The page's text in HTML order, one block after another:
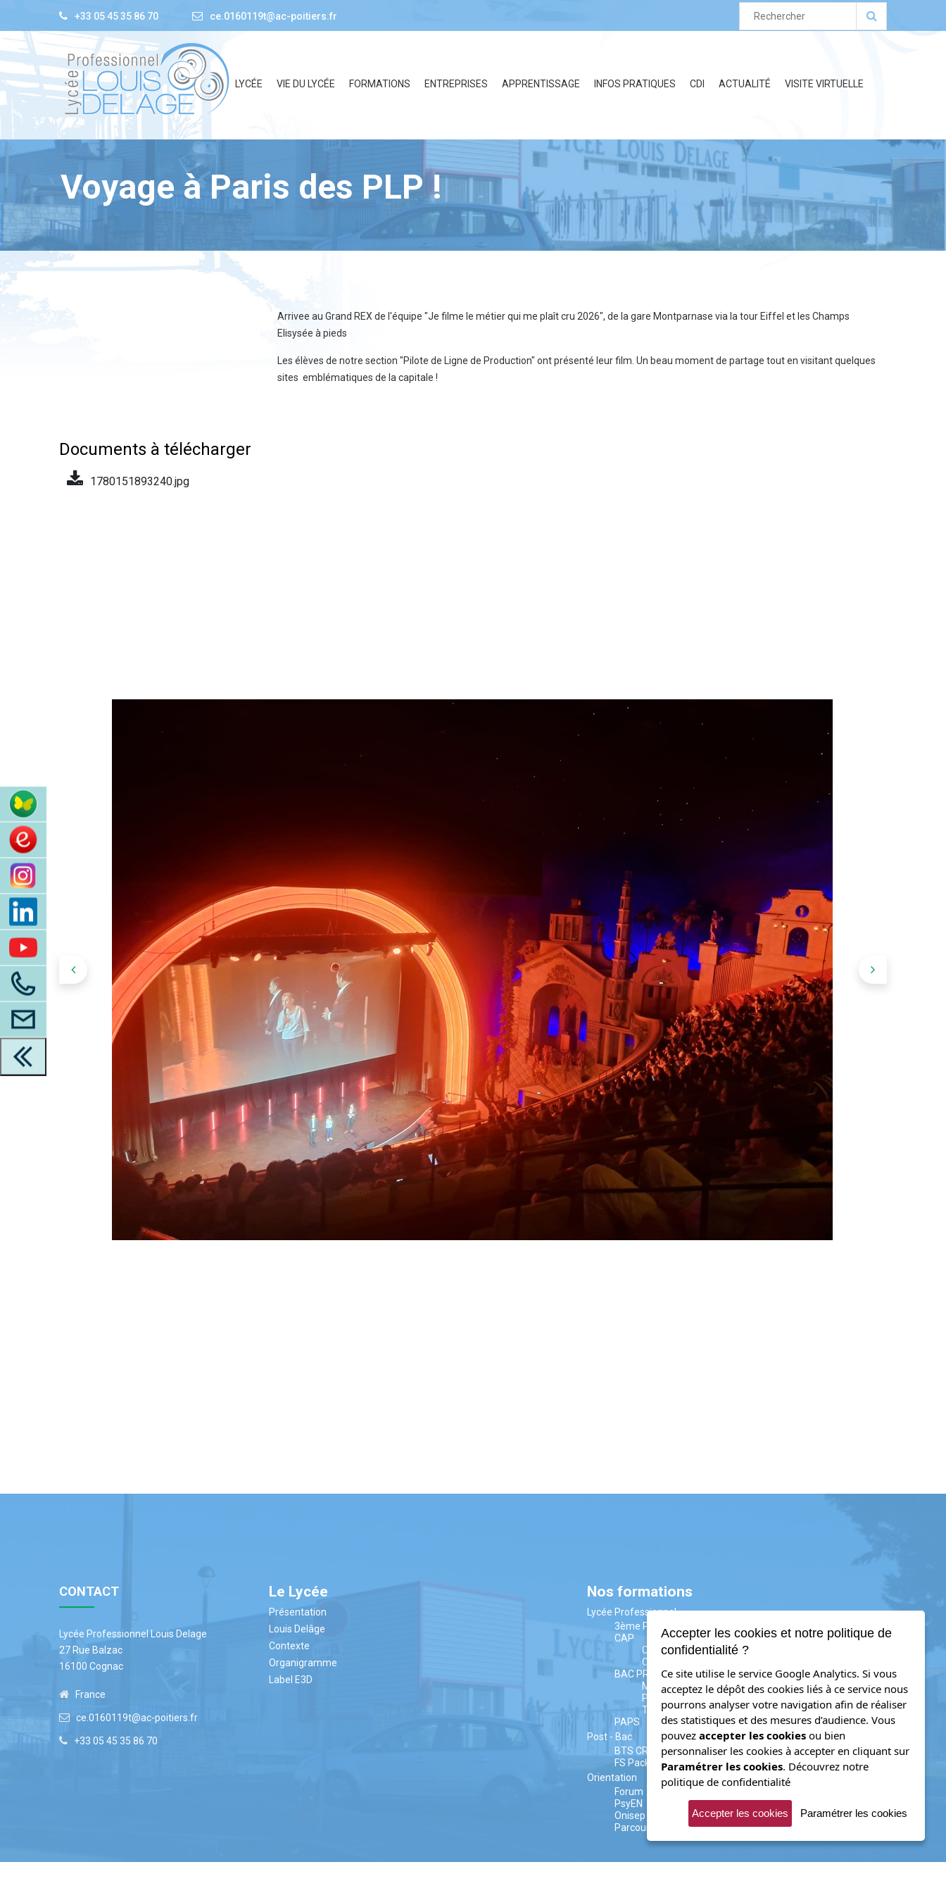
+33 05 45 35 86 70 ce.0160119t@ac-poitiers.fr
LYCÉE VIE DU LYCÉE FORMATIONS ENTREPRISES APPRENTISSAGE INFOS PRATIQUES CDI ACTUALITÉ VISITE VIRTUELLE
Voyage à Paris des PLP !
Arrivee au Grand REX de l'équipe "Je filme le métier qui me plaît cru 2026", de la gare Montparnase via la tour Eiffel et les Champs
Elisysée à pieds
Les élèves de notre section "Pilote de Ligne de Production" ont présenté leur film. Un beau moment de partage tout en visitant quelques
sites emblématiques de la capitale !
Documents à télécharger
1780151893240.jpg
CONTACT
Lycée Professionnel Louis Delage
27 Rue Balzac
16100 Cognac
France
ce.0160119t@ac-poitiers.fr
+33 05 45 35 86 70
Le Lycée
Présentation
Louis Delâge
Contexte
Organigramme
Label E3D
Nos formations
Lycée Professionnel
3ème PM
CAP
CAP AAGA
CAP CIP
BAC PRO
MELEC
PLP
TRPM (ex.TU)
PAPS
Post - Bac
BTS CRSA
FS Packaging
Orientation
Forum
PsyEN
Onisep
Parcoursup
Accepter les cookies et notre politique de
confidentialité ?
Ce site utilise le service Google Analytics. Si vous
acceptez le dépôt des cookies liés à ce service nous
pourrons analyser votre navigation afin de réaliser
des statistiques et des mesures d’audience. Vous
pouvez accepter les cookies ou bien
personnaliser les cookies à accepter en cliquant sur
Paramétrer les cookies. Découvrez notre
politique de confidentialité
Accepter les cookies Paramétrer les cookies